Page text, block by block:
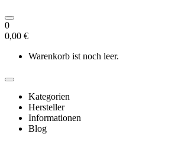
0
0,00 €
Warenkorb ist noch leer.
Kategorien
Hersteller
Informationen
Blog